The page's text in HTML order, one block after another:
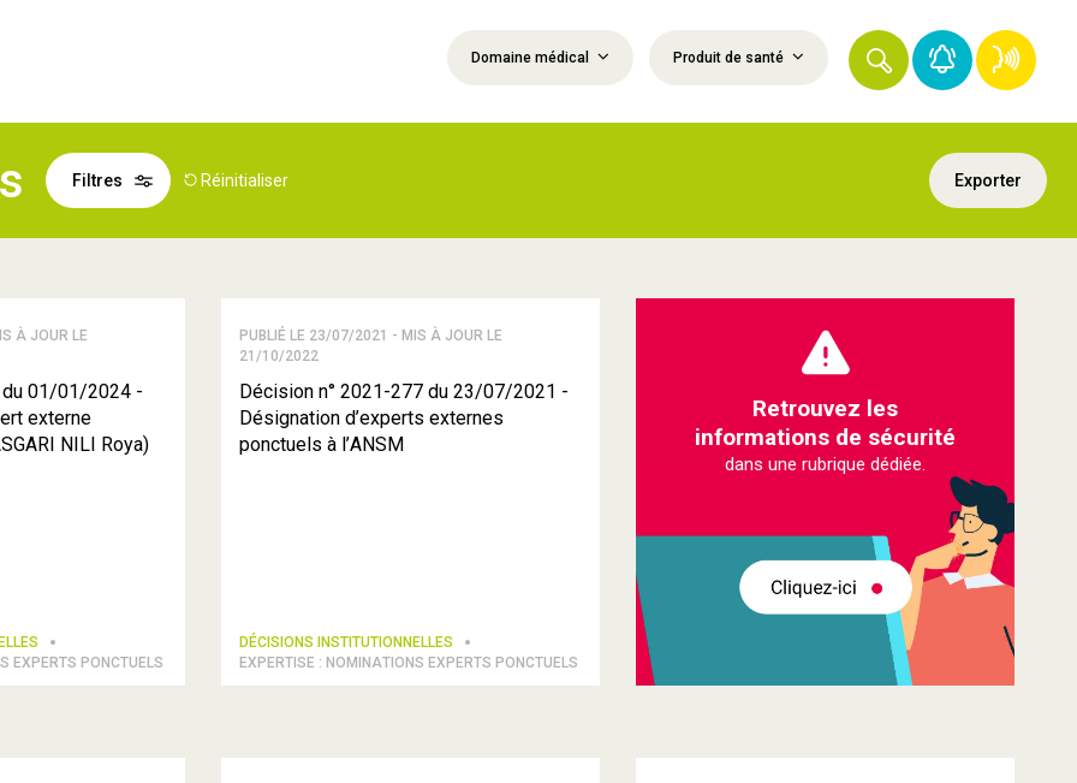
Domaine médical Produit de santé
Filtres Réinitialiser Exporter
À JOUR LE
du 01/01/2024 -
externe
NILI Roya)
EXPERTS PONCTUELS
PUBLIÉ LE 23/07/2021 - MIS À JOUR LE
21/10/2022
Décision n° 2021-277 du 23/07/2021 -
Désignation d’experts externes
ponctuels à l’ANSM
DÉCISIONS INSTITUTIONNELLES
EXPERTISE : NOMINATIONS EXPERTS PONCTUELS
Retrouvez les
informations de sécurité
dans une rubrique dédiée.